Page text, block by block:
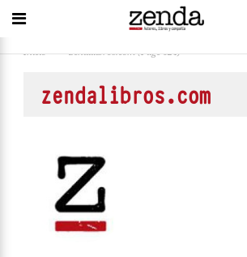
Inicio > zendalibros.com(Page 624)
zendalibros.com